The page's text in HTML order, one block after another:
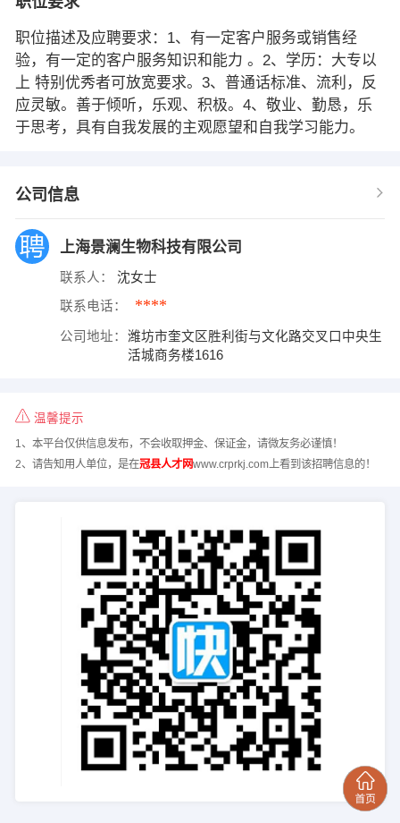
职位描述及应聘要求：1、有一定客户服务或销售经
验，有一定的客户服务知识和能力 。2、学历：大专以
上 特别优秀者可放宽要求。3、普通话标准、流利，反
应灵敏。善于倾听，乐观、积极。4、敬业、勤恳，乐
于思考，具有自我发展的主观愿望和自我学习能力。
公司信息
上海景澜生物科技有限公司
联系人： 沈女士
联系电话： ****
公司地址：
潍坊市奎文区胜利街与文化路交叉口中央生
活城商务楼1616
温馨提示
1、本平台仅供信息发布，不会收取押金、保证金，请微友务必谨慎！
2、请告知用人单位，是在冠县人才网www.crprkj.com上看到该招聘信息的！